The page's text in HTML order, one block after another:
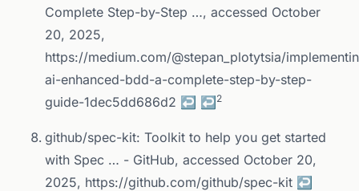
Complete Step-by-Step …, accessed October
20, 2025,
https://medium.com/@stepan_plotytsia/
ai-enhanced-bdd-a-complete-step-by-step-
guide-1dec5dd686d2 ↩ ↩ 2
github/spec-kit: Toolkit to help you get started
with Spec … - GitHub, accessed October 20,
2025, https://github.com/github/spec-kit ↩